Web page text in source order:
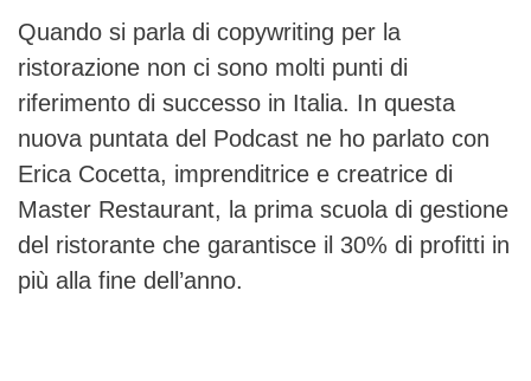
Quando si parla di copywriting per la
ristorazione non ci sono molti punti di
riferimento di successo in Italia. In questa
nuova puntata del Podcast ne ho parlato con
Erica Cocetta, imprenditrice e creatrice di
Master Restaurant, la prima scuola di gestione
del ristorante che garantisce il 30% di profitti in
più alla fine dell’anno.